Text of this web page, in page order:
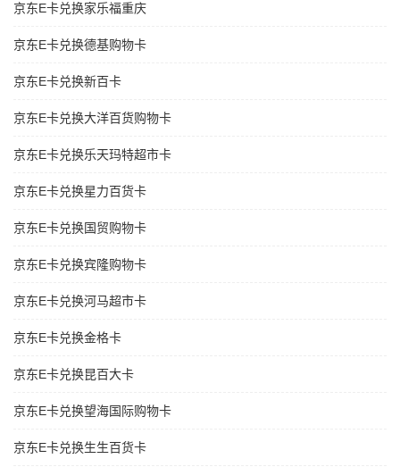
京东E卡兑换家乐福重庆
京东E卡兑换德基购物卡
京东E卡兑换新百卡
京东E卡兑换大洋百货购物卡
京东E卡兑换乐天玛特超市卡
京东E卡兑换星力百货卡
京东E卡兑换国贸购物卡
京东E卡兑换宾隆购物卡
京东E卡兑换河马超市卡
京东E卡兑换金格卡
京东E卡兑换昆百大卡
京东E卡兑换望海国际购物卡
京东E卡兑换生生百货卡